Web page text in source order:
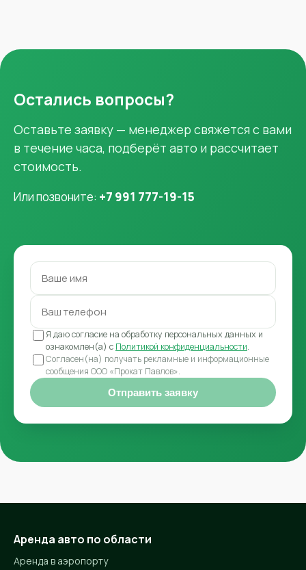
Остались вопросы?
Оставьте заявку — менеджер свяжется с вами
в течение часа, подберёт авто и рассчитает
стоимость.
Или позвоните: +7 991 777-19-15
Я даю согласие на обработку персональных данных и
ознакомлен(а) с Политикой конфиденциальности.
Согласен(на) получать рекламные и информационные
сообщения ООО «Прокат Павлов».
Отправить заявку
Аренда авто по области
Аренда в аэропорту